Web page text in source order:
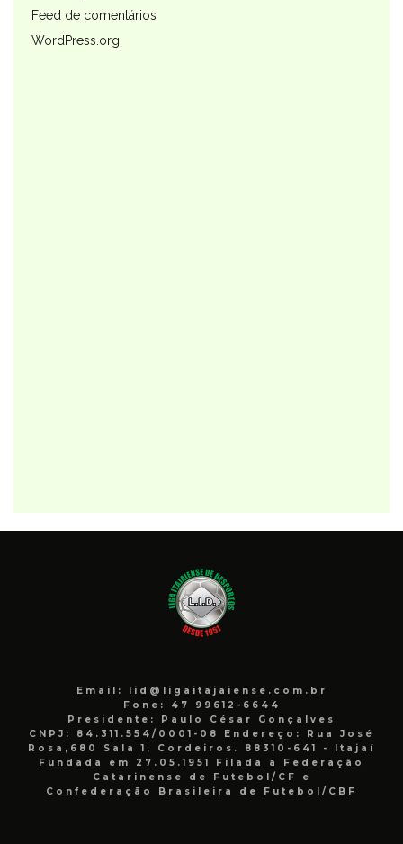
Feed de comentários
WordPress.org
Email: lid@ligaitajaiense.com.br
Fone: 47 99612-6644
Presidente: Paulo César Gonçalves
CNPJ: 84.311.554/0001-08 Endereço: Rua José
Rosa,680 Sala 1, Cordeiros. 88310-641 - Itajaí
Fundada em 27.05.1951 Filada a Federação
Catarinense de Futebol/CF e
Confederação Brasileira de Futebol/CBF